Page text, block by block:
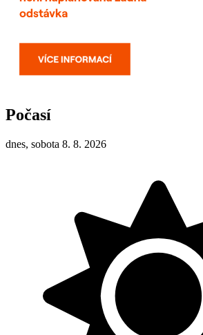
Počasí
dnes, sobota 8. 8. 2026